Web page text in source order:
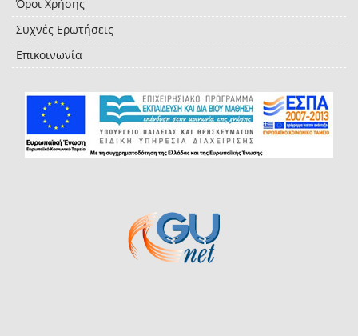
Όροι Χρήσης
Συχνές Ερωτήσεις
Επικοινωνία